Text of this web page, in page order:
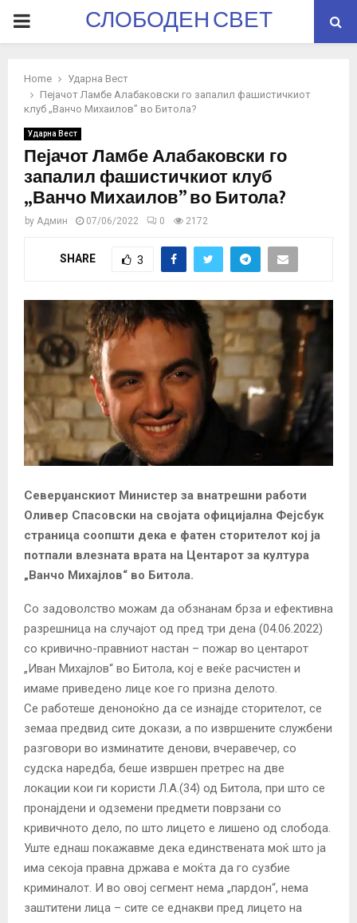
PRIMARYСЛОБОДЕН СВЕТ
Home
Ударна Вест
Пејачот Ламбе Алабаковски го запалил фашистичкиот
клуб „Ванчо Михаилов” во Битола?
Ударна Вест
Пејачот Ламбе Алабаковски го
запалил фашистичкиот клуб
„Ванчо Михаилов” во Битола?
by Админ 07/06/2022 0 2172
SHARE 3
Северџанскиот Министер за внатрешни работи
Оливер Спасовски на својата официјална Фејсбук
страница соопшти дека е фатен сторителот кој ја
потпали влезната врата на Центарот за култура
„Ванчо Михајлов“ во Битола.
Со задоволство можам да обзнанам брза и ефективна
разрешница на случајот од пред три дена (04.06.2022)
со кривично-правниот настан – пожар во центарот
„Иван Михајлов“ во Битола, кој е веќе расчистен и
имаме приведено лице кое го призна делото.
Се работеше деноноќно да се изнајде сторителот, се
земаа предвид сите докази, а по извршените службени
разговори во изминатите денови, вчеравечер, со
судска наредба, беше извршен претрес на две
локации кои ги користи Л.А.(34) од Битола, при што се
пронајдени и одземени предмети поврзани со
кривичното дело, по што лицето е лишено од слобода.
Уште еднаш покажавме дека единствената моќ што ја
има секоја правна држава е моќта да го сузбие
криминалот. И во овој сегмент нема „пардон“, нема
заштитени лица – сите се еднакви пред лицето на